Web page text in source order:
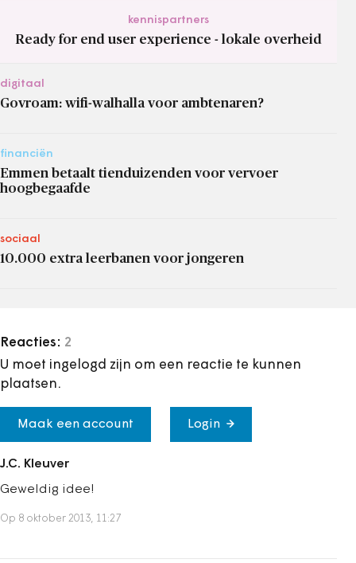
kennispartners
Ready for end user experience - lokale overheid
digitaal
Govroam: wifi-walhalla voor ambtenaren?
financiën
Emmen betaalt tienduizenden voor vervoer
hoogbegaafde
sociaal
10.000 extra leerbanen voor jongeren
Reacties: 2
U moet ingelogd zijn om een reactie te kunnen
plaatsen.
Maak een account Login
J.C. Kleuver
Geweldig idee!
Op 8 oktober 2013, 11:27